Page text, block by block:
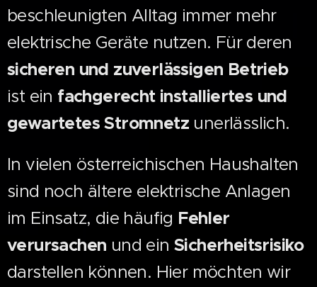
beschleunigten Alltag immer mehr
elektrische Geräte nutzen. Für deren
sicheren und zuverlässigen Betrieb
ist ein fachgerecht installiertes und
gewartetes Stromnetz unerlässlich.
In vielen österreichischen Haushalten
sind noch ältere elektrische Anlagen
im Einsatz, die häufig Fehler
verursachen und einSicherheitsrisiko
darstellen können. Hier möchten wir